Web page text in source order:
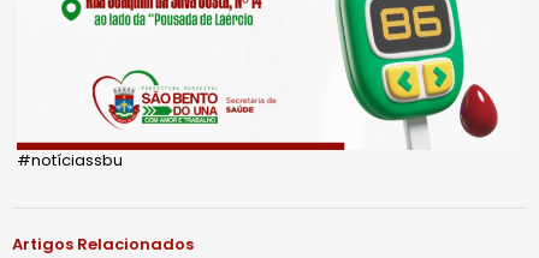
#notíciassbu
Artigos Relacionados